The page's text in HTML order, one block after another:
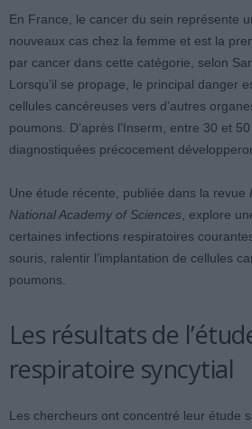
En France, le cancer du sein représente
nouveaux cas chez la femme et est la
par cancer dans cette catégorie, selon
Lorsqu’il se propage, le principal danger
cellules cancéreuses vers d’autres
poumons. D’après l’Inserm, entre 30 et
diagnostiquées précocement
Une étude récente, publiée dans la revue
National Academy of Sciences , explore
certaines infections respiratoires
souris, ralentir l’implantation de cellules
poumons.
Les résultats de
respiratoire syncytial
Les chercheurs ont concentré leur étude